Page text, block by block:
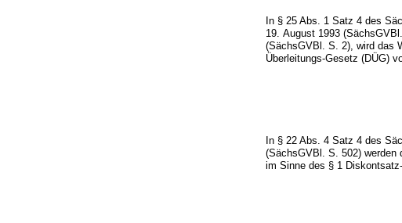
In § 25 Abs. 1 Satz 4 des
19. August 1993
(SächsGVBl. S. 2), wird das
Überleitungs-Gesetz (DÜG)
In § 22 Abs. 4 Satz 4 des
(SächsGVBl. S. 502) werden
im Sinne des § 1